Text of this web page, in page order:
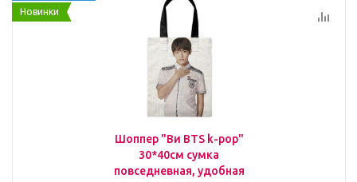
Новинки
Шоппер "Ви BTS k-pop"
30*40см сумка
повседневная, удобная